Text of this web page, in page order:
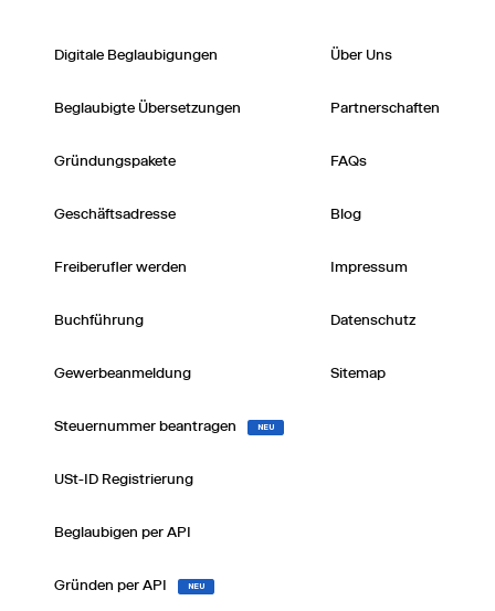
Digitale Beglaubigungen
Beglaubigte Übersetzungen
Gründungspakete
Geschäftsadresse
Freiberufler werden
Buchführung
Gewerbeanmeldung
Steuernummer beantragen NEU
USt-ID Registrierung
Beglaubigen per API
Gründen per API NEU
Über Uns
Partnerschaften
FAQs
Blog
Impressum
Datenschutz
Sitemap